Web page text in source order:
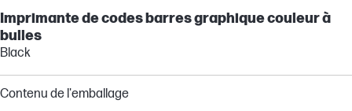
Imprimante de codes barres graphique couleur à
bulles
Black
Contenu de l'emballage